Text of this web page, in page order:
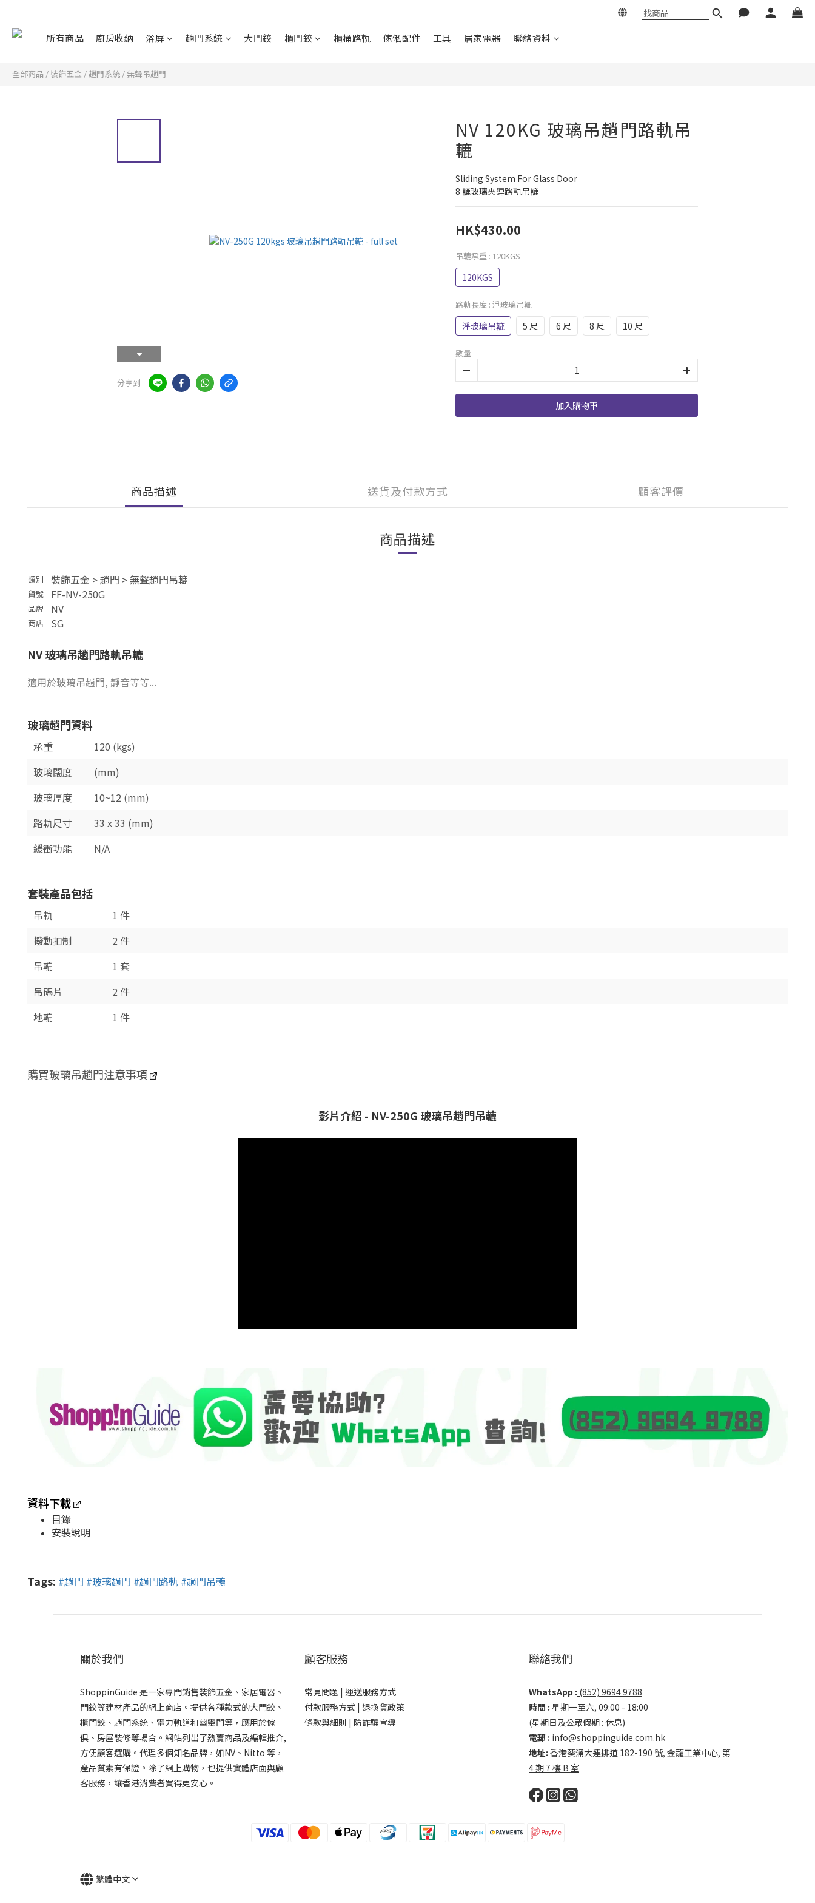
所有商品 廚房收納 浴屏 趟門系統 大門鉸 櫃門鉸 櫃桶路軌 傢俬配件 工具 居家電器 聯絡資料
全部商品 / 裝飾五金 /趟門系統 / 無聲吊趟門
分享到
NV 120KG 玻璃吊趟門路軌吊
轆
Sliding System For Glass Door
8 轆玻璃夾連路軌吊轆
HK$430.00
吊轆承重 : 120KGS
120KGS
路軌長度 : 淨玻璃吊轆
淨玻璃吊轆 5 尺 6 尺 8 尺 10 尺
數量
加入購物車
商品描述 送貨及付款方式 顧客評價
商品描述
類別 裝飾五金 >趟門 >無聲趟門吊轆
貨號 FF-NV-250G
品牌 NV
商店 SG
NV玻璃吊趟門路軌吊轆
適用於玻璃吊趟門, 靜音等等...
玻璃趟門資料
承重
120 (kgs)
玻璃闊度
(mm)
玻璃厚度
10~12 (mm)
路軌尺寸
33 x 33 (mm)
緩衝功能
N/A
套裝產品包括
吊軌
1 件
撥動扣制
2 件
吊轆
1 套
吊碼片
2 件
地轆
1 件
購買玻璃吊趟門注意事項
影片介紹 - NV-250G 玻璃吊趟門吊轆
資料下載
目錄
安裝說明
Tags: #趟門 #玻璃趟門 #趟門路軌 #趟門吊轆
關於我們
ShoppinGuide 是一家專門銷售裝飾五金、家居電器、
門鉸等建材產品的網上商店。提供各種款式的大門鉸、
櫃門鉸、趟門系統、電力軌道和幽靈門等，應用於傢
俱、房屋裝修等場合。網站列出了熱賣商品及編輯推介,
方便顧客選購。代理多個知名品牌，如NV、Nitto 等，
產品質素有保證。除了網上購物，也提供實體店面與顧
客服務，讓香港消費者買得更安心。
顧客服務
常見問題 | 運送服務方式
付款服務方式 | 退換貨政策
條款與細則 | 防詐騙宣導
聯絡我們
WhatsApp : (852) 9694 9788
時間 : 星期一至六, 09:00 - 18:00
(星期日及公眾假期 : 休息)
電郵 : info@shoppinguide.com.hk
地址: 香港葵涌大連排道 182-190 號, 金龍工業中心, 第
4 期 7 樓 B 室
繁體中文